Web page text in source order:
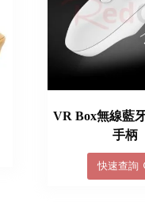
VR Box無線藍
手柄
快速查詢